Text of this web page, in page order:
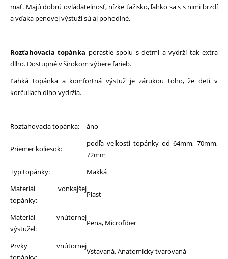
mať. Majú dobrú ovládateľnosť, nízke ťažisko, ľahko sa s s nimi brzdí
a vďaka penovej výstuži sú aj pohodlné.
Rozťahovacia topánka porastie spolu s deťmi a vydrží tak extra
dlho. Dostupné v širokom výbere farieb.
Ľahká topánka a komfortná výstuž je zárukou toho, že deti v
korčuliach dlho vydržia.
Rozťahovacia topánka: áno
Priemer koliesok:
podľa veľkosti topánky od 64mm, 70mm,
72mm
Typ topánky:
Mäkká
Materiál vonkajšej
topánky:
Plast
Materiál vnútornej
výstužel:
Pena, Microfiber
Prvky vnútornej
Vstavaná, Anatomicky tvarovaná